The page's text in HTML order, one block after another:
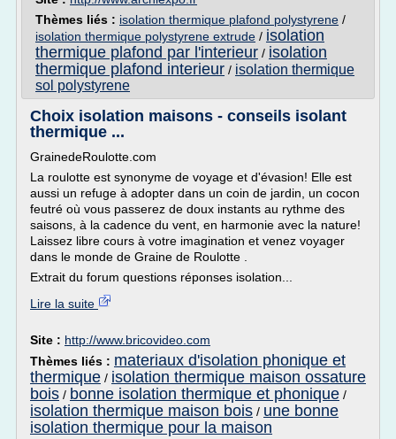
Thèmes liés : isolation thermique plafond polystyrene /
isolation thermique polystyrene extrude / isolation
thermique plafond par l'interieur / isolation
thermique plafond interieur / isolation thermique
sol polystyrene
Choix isolation maisons - conseils isolant
thermique ...
GrainedeRoulotte.com
La roulotte est synonyme de voyage et d'évasion! Elle est
aussi un refuge à adopter dans un coin de jardin, un cocon
feutré où vous passerez de doux instants au rythme des
saisons, à la cadence du vent, en harmonie avec la nature!
Laissez libre cours à votre imagination et venez voyager
dans le monde de Graine de Roulotte .
Extrait du forum questions réponses isolation...
Lire la suite
Site : http://www.bricovideo.com
Thèmes liés : materiaux d'isolation phonique et
thermique / isolation thermique maison ossature
bois / bonne isolation thermique et phonique /
isolation thermique maison bois / une bonne
isolation thermique pour la maison